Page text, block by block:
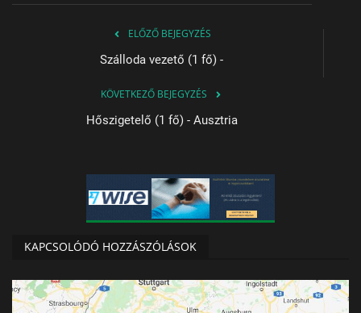
ELŐZŐ BEJEGYZÉS
Szálloda vezető (1 fő) -
KÖVETKEZŐ BEJEGYZÉS
Hőszigetelő (1 fő) - Ausztria
KAPCSOLÓDÓ HOZZÁSZÓLÁSOK